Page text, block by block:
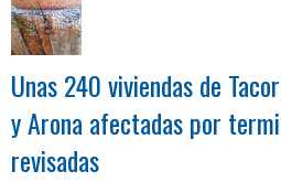
Unas 240 viviendas de
y Arona afectadas por
revisadas